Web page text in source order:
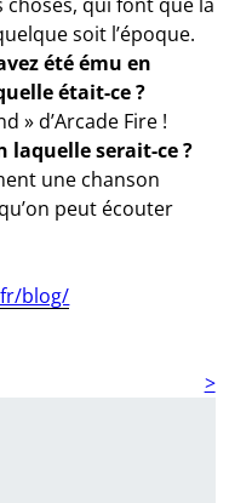
soit l’époque.
été ému en
était-ce ?
» d’Arcade Fire !
laquelle serait-ce ?
une chanson
peut écouter
blog/